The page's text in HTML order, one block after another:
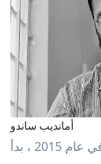
أمانديب ساندو
في عام 2015 ، بدأ Amandeep Sandhu رحلة سعى فيها